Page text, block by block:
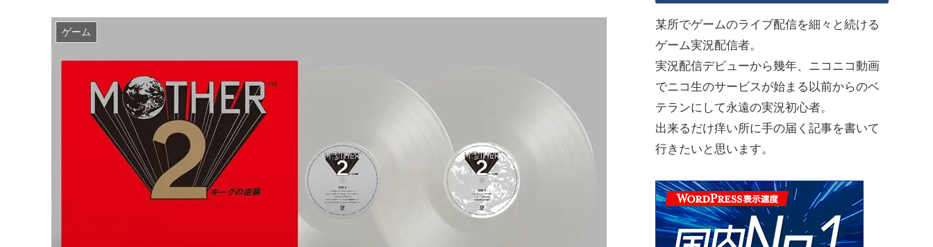
ゲーム
某所でゲームのライブ配信を細々と続ける
ゲーム実況配信者。
実況配信デビューから幾年、ニコニコ動画
でニコ生のサービスが始まる以前からのベ
テランにして永遠の実況初心者。
出来るだけ痒い所に手の届く記事を書いて
行きたいと思います。